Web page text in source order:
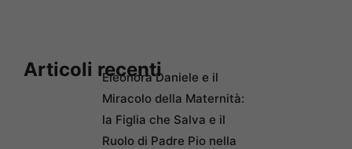
Articoli recentiEleonora Daniele e il
Miracolo della Maternità:
la Figlia che Salva e il
Ruolo di Padre Pio nella